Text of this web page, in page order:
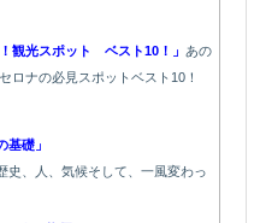
観光スポット ベスト10！」 あの
ロナの必見スポットベスト10！
基礎」
史、人、気候そして、一風変わっ